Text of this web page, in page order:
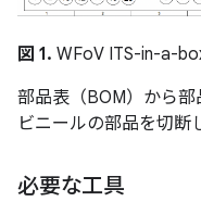
図 1. WFoV ITS-in-a-
部品表（BOM）から
ビニールの部品を切断
必要な工具